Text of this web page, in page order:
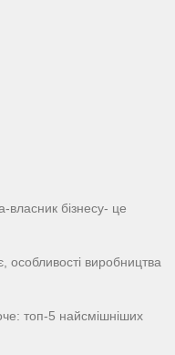
власник бізнесу- це
виробництва
топ-5 найсмішніших